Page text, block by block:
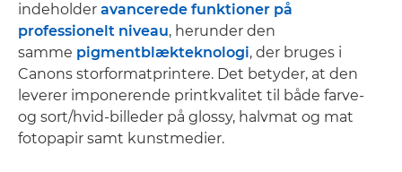
indeholder avancerede funktioner på
professionelt niveau, herunder den
samme pigmentblækteknologi, der bruges i
Canons storformatprintere. Det betyder, at den
leverer imponerende printkvalitet til både farve-
og sort/hvid-billeder på glossy, halvmat og mat
fotopapir samt kunstmedier.